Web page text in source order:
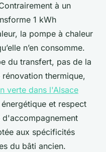
à un
1 kWh
la pompe à chaleur
n’en consomme.
du transfert, pas de la
thermique,
verte dans l'Alsace
et respect
aux spécificités
du bâti ancien.